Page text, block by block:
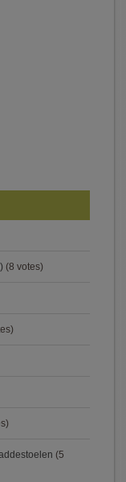
(8 votes)
(5